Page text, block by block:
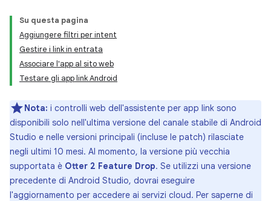
Su questa pagina
Aggiungere filtri per intent
Gestire i link in entrata
Associare l'app al sito web
Testare gli app link Android
Nota: i controlli web dell'assistente per app link sono
disponibili solo nell'ultima versione del canale stabile di Android
Studio e nelle versioni principali (incluse le patch) rilasciate
negli ultimi 10 mesi. Al momento, la versione più vecchia
supportata è Otter 2 Feature Drop. Se utilizzi una versione
precedente di Android Studio, dovrai eseguire
l'aggiornamento per accedere ai servizi cloud. Per saperne di